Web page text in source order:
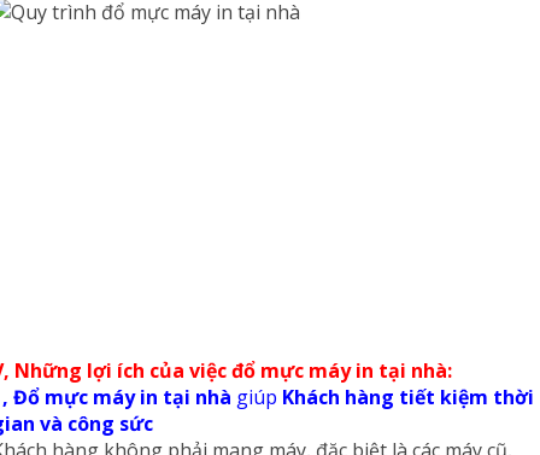
Những lợi ích của việc đổ mực máy in tại nhà:
Đổ mực máy in tại nhà giúp Khách hàng tiết kiệm thời
và công sức
hàng không phải mang máy, đặc biệt là các máy cũ,